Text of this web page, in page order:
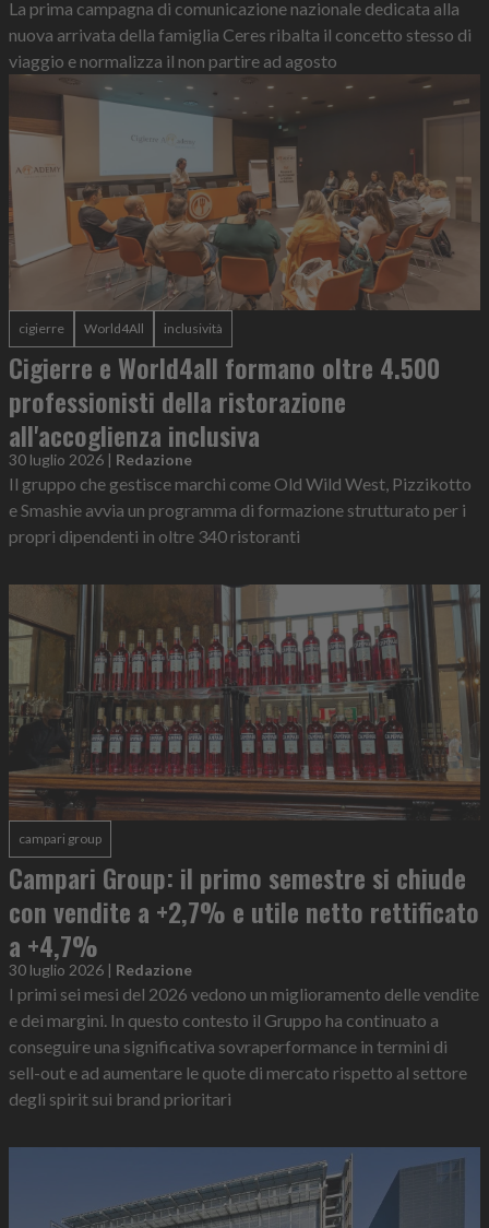
La prima campagna di comunicazione nazionale dedicata alla
nuova arrivata della famiglia Ceres ribalta il concetto stesso di
viaggio e normalizza il non partire ad agosto
cigierre World4All inclusività
Cigierre e World4all formano oltre 4.500
professionisti della ristorazione
all'accoglienza inclusiva
30 luglio 2026 | Redazione
Il gruppo che gestisce marchi come Old Wild West, Pizzikotto
e Smashie avvia un programma di formazione strutturato per i
propri dipendenti in oltre 340 ristoranti
campari group
Campari Group: il primo semestre si chiude
con vendite a +2,7% e utile netto rettificato
a +4,7%
30 luglio 2026 | Redazione
I primi sei mesi del 2026 vedono un miglioramento delle vendite
e dei margini. In questo contesto il Gruppo ha continuato a
conseguire una significativa sovraperformance in termini di
sell-out e ad aumentare le quote di mercato rispetto al settore
degli spirit sui brand prioritari